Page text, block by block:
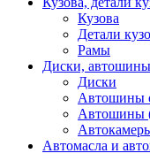
Кузова
Детали
Рамы
Диски,
Диски
Автошины
Автошины
Автомасла и